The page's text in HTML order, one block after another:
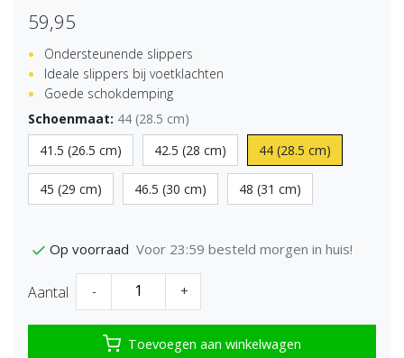
59,95
Ondersteunende slippers
Ideale slippers bij voetklachten
Goede schokdemping
Schoenmaat: 44 (28.5 cm)
41.5 (26.5 cm)
42.5 (28 cm) 44 (28.5 cm)
45 (29 cm) 46.5 (30 cm) 48 (31 cm)
Op voorraad Voor 23:59 besteld morgen in huis!
Aantal - +
Toevoegen aan winkelwagen